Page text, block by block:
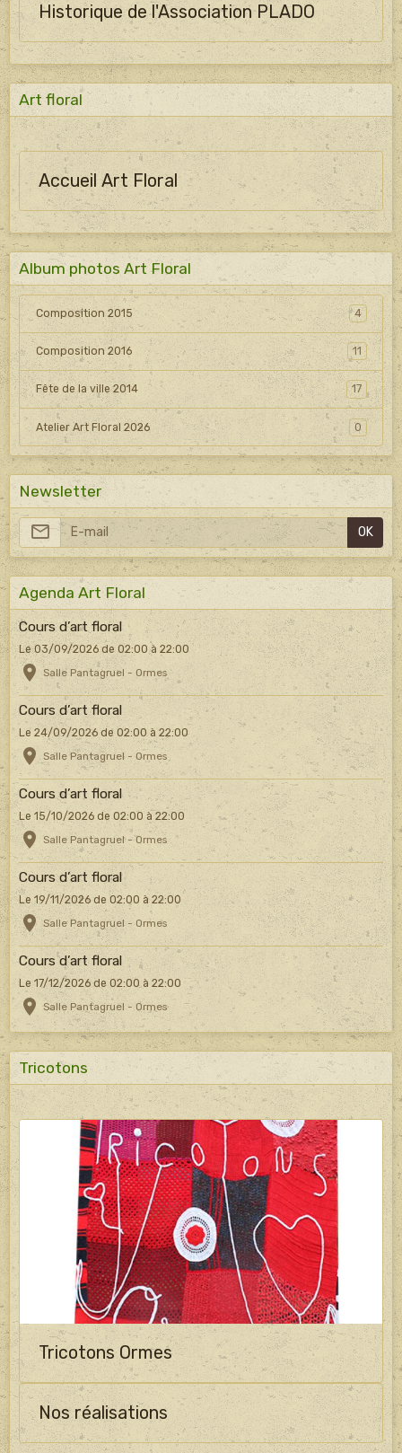
Historique de l'Association PLADO
Art floral
Accueil Art Floral
Album photos Art Floral
Composition 2015 4
Composition 2016 11
Fête de la ville 2014 17
Atelier Art Floral 2026 0
Newsletter
OK
Agenda Art Floral
Cours d’art floral
Le 03/09/2026 de 02:00 à 22:00
Salle Pantagruel - Ormes
Cours d’art floral
Le 24/09/2026 de 02:00 à 22:00
Salle Pantagruel - Ormes
Cours d’art floral
Le 15/10/2026 de 02:00 à 22:00
Salle Pantagruel - Ormes
Cours d’art floral
Le 19/11/2026 de 02:00 à 22:00
Salle Pantagruel - Ormes
Cours d’art floral
Le 17/12/2026 de 02:00 à 22:00
Salle Pantagruel - Ormes
Tricotons
Tricotons Ormes
Nos réalisations